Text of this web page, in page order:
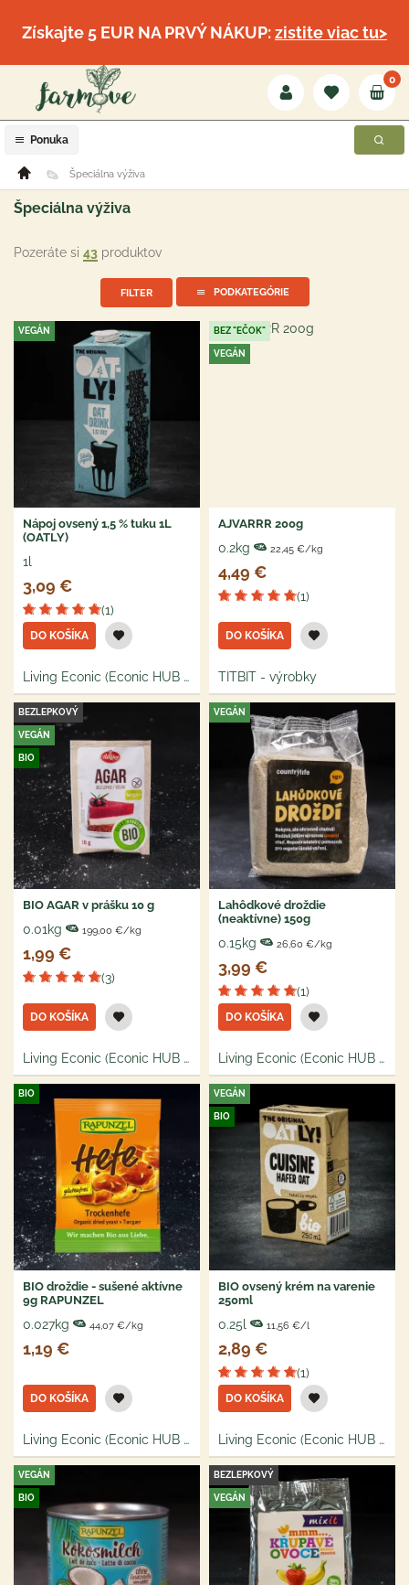
Získajte 5 EUR NA PRVÝ NÁKUP:zistite viac tu>
Ponuka
0
Špeciálna výživa
Špeciálna výživa
Pozeráte si 43 produktov
FILTER PODKATEGÓRIE
VEGÁN
Nápoj ovsený 1,5 % tuku 1L
(OATLY)
1l
3,09 €
(1)
DO KOŠÍKA
Living Econic (Econic HUB s.r.o.)
BEZ "EČOK"
VEGÁN
AJVARRR 200g
0.2kg 22,45 €/kg
4,49 €
(1)
DO KOŠÍKA
TITBIT - výrobky
BEZLEPKOVÝ
VEGÁN
BIO
BIO AGAR v prášku 10 g
0.01kg 199,00 €/kg
1,99 €
(3)
DO KOŠÍKA
Living Econic (Econic HUB s.r.o.)
VEGÁN
Lahôdkové droždie
(neaktívne) 150g
0.15kg 26,60 €/kg
3,99 €
(1)
DO KOŠÍKA
Living Econic (Econic HUB s.r.o.)
BIO
BIO droždie - sušené aktívne
9g RAPUNZEL
0.027kg 44,07 €/kg
1,19 €
DO KOŠÍKA
Living Econic (Econic HUB s.r.o.)
VEGÁN
BIO
BIO ovsený krém na varenie
250ml
0.25l 11,56 €/l
2,89 €
(1)
DO KOŠÍKA
Living Econic (Econic HUB s.r.o.)
VEGÁN
BIO
BEZLEPKOVÝ
VEGÁN